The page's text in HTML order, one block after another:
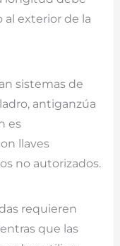
exterior de la
sistemas de
antiganzúa
es
llaves
no autorizados.
requieren
que las